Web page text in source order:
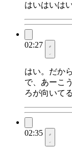
はいはいはい
02:27
はい。だか
で、あーこ
ろが向いて
02:35